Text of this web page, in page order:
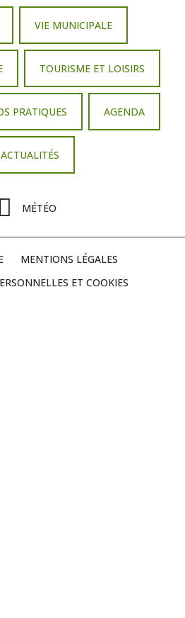
VIE MUNICIPALE
TOURISME ET LOISIRS
PRATIQUES AGENDA
ACTUALITÉS
MÉTÉO
MENTIONS LÉGALES
ET COOKIES